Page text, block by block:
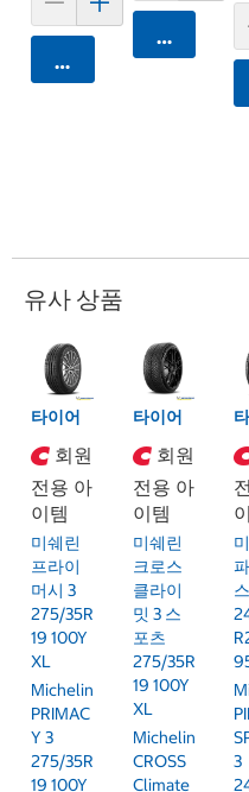
카트에 담기
카트에 담기
유사 상품
타이어
회원
전용 아
이템
미쉐린
프라이
머시 3
275/35R
19 100Y
XL
Michelin
PRIMAC
Y 3
275/35R
19 100Y
타이어
회원
전용 아
이템
미쉐린
크로스
클라이
밋 3 스
포츠
275/35R
19 100Y
XL
Michelin
CROSS
Climate
3